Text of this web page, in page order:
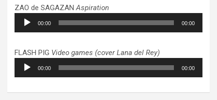
ZAO de SAGAZANAspiration
Lecteur
audio
00:00 00:00
FLASH PIG Video games (cover Lana del Rey)
Lecteur
audio
00:00 00:00